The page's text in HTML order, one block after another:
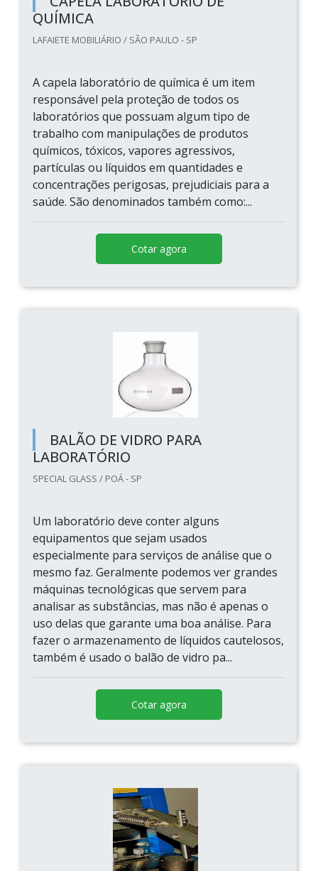
QUÍMICA
LAFAIETE MOBILIÁRIO / SÃO PAULO - SP
A capela laboratório de química é um item
responsável pela proteção de todos os
laboratórios que possuam algum tipo de
trabalho com manipulações de produtos
químicos, tóxicos, vapores agressivos,
partículas ou líquidos em quantidades e
concentrações perigosas, prejudiciais para a
saúde. São denominados também como:...
Cotar agora
BALÃO DE VIDRO PARA
LABORATÓRIO
SPECIAL GLASS / POÁ - SP
Um laboratório deve conter alguns
equipamentos que sejam usados
especialmente para serviços de análise que o
mesmo faz. Geralmente podemos ver grandes
máquinas tecnológicas que servem para
analisar as substâncias, mas não é apenas o
uso delas que garante uma boa análise. Para
fazer o armazenamento de líquidos cautelosos,
também é usado o balão de vidro pa...
Cotar agora